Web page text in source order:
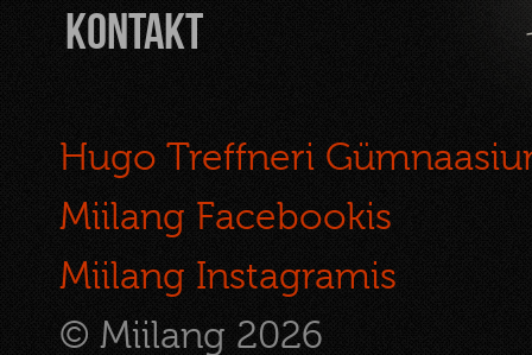
Kontakt
Hugo Treffneri
Miilang Facebookis
Miilang Instagramis
© Miilang 2026